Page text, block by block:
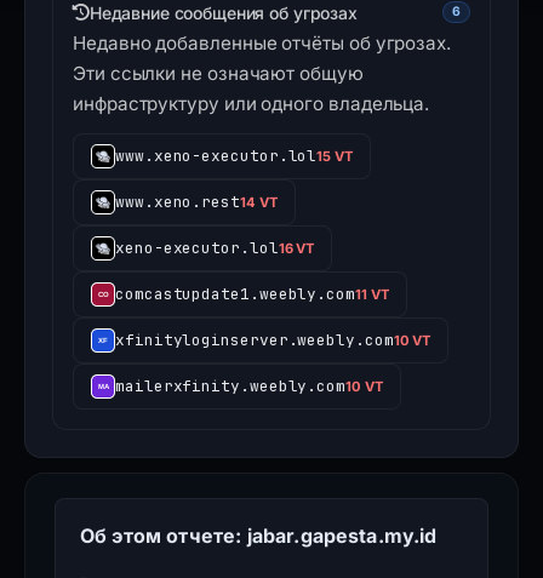
Недавние сообщения об угрозах 6
Недавно добавленные отчёты об угрозах.
Эти ссылки не означают общую
инфраструктуру или одного владельца.
www.xeno-executor.lol15 VT
www.xeno.rest14 VT
xeno-executor.lol16 VT
comcastupdate1.weebly.com11 VT
xfinityloginserver.weebly.com10 VT
mailerxfinity.weebly.com10 VT
Об этом отчете: jabar.gapesta.my.id